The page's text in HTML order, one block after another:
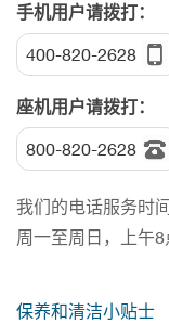
手机用户请拨打：
400-820-2628
座机用户请拨打：
800-820-2628
我们的电话服务时间
周一至周日，上午8
保养和清洁小贴士